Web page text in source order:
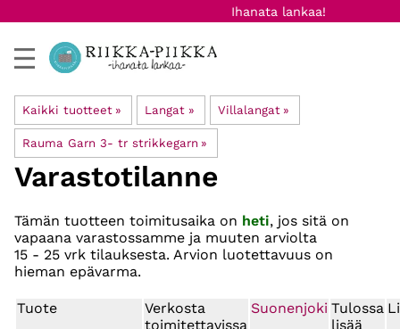
Ihanata lankaa!
Kaikki tuotteet ‪» Langat ‪» Villalangat ‪»
Rauma Garn 3- tr strikkegarn ‪»
Varastotilanne
Tämän tuotteen toimitusaika on heti, jos sitä on
vapaana varastossamme ja muuten arviolta
15 - 25 vrk tilauksesta. Arvion luotettavuus on
hieman epävarma.
Tuote
Verkosta
toimitettavissa
Suonenjoki Tulossa
lisää